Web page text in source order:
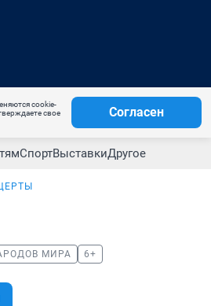
cookie-
свое
Согласен
СпортВыставкиДругое
МИРА 6+